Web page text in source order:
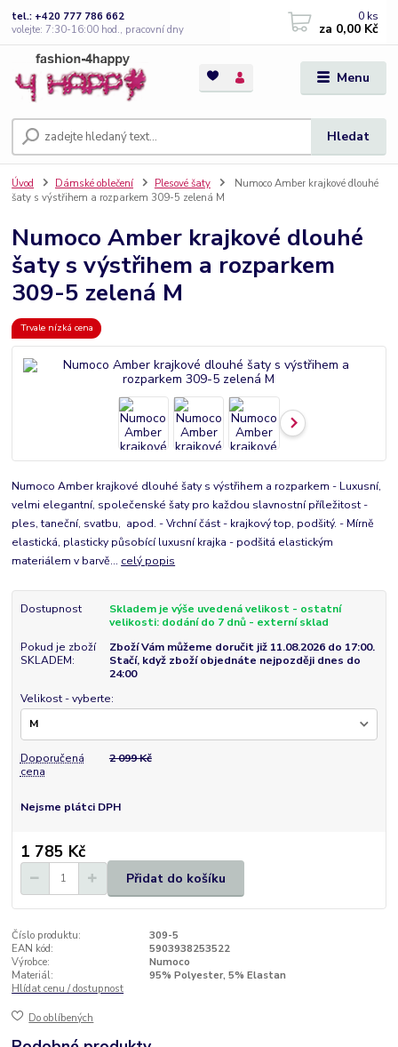
Menu
Hledat
tel.: +420 777 786 662
volejte: 7:30-16:00 hod., pracovní dny
0 ks
za 0,00 Kč
Úvod Dámské oblečení Plesové šaty
Numoco Amber krajkové dlouhé
šaty s výstřihem a rozparkem 309-5 zelená M
Numoco Amber krajkové dlouhé
šaty s výstřihem a rozparkem
309-5 zelená M
Trvale nízká cena
Numoco Amber krajkové dlouhé šaty s výstřihem a rozparkem - Luxusní,
velmi elegantní, společenské šaty pro každou slavnostní příležitost -
ples, taneční, svatbu, apod. - Vrchní část - krajkový top, podšitý. - Mírně
elastická, plasticky působící luxusní krajka - podšitá elastickým
materiálem v barvě... celý popis
Dostupnost
Skladem je výše uvedená velikost - ostatní
velikosti: dodání do 7 dnů - externí sklad
Pokud je zboží
SKLADEM:
Zboží Vám můžeme doručit již 11.08.2026 do 17:00.
Stačí, když zboží objednáte nejpozději dnes do
24:00
Velikost - vyberte:
Doporučená
cena
2 099 Kč
Nejsme plátci DPH
1 785 Kč
Přidat do košíku
Číslo produktu:
309-5
EAN kód:
5903938253522
Výrobce:
Numoco
Materiál:
95% Polyester, 5% Elastan
Hlídat cenu / dostupnost
Do oblíbených